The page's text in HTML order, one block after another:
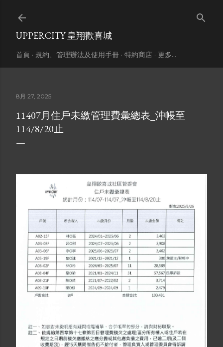
UPPERCITY 皇翔歡喜城
首頁 規約、管理辦法及使用手冊 特約商店 更多…
8月 27, 2025
11407月住戶未繳管理費彙總表_沖帳至
114/8/20止